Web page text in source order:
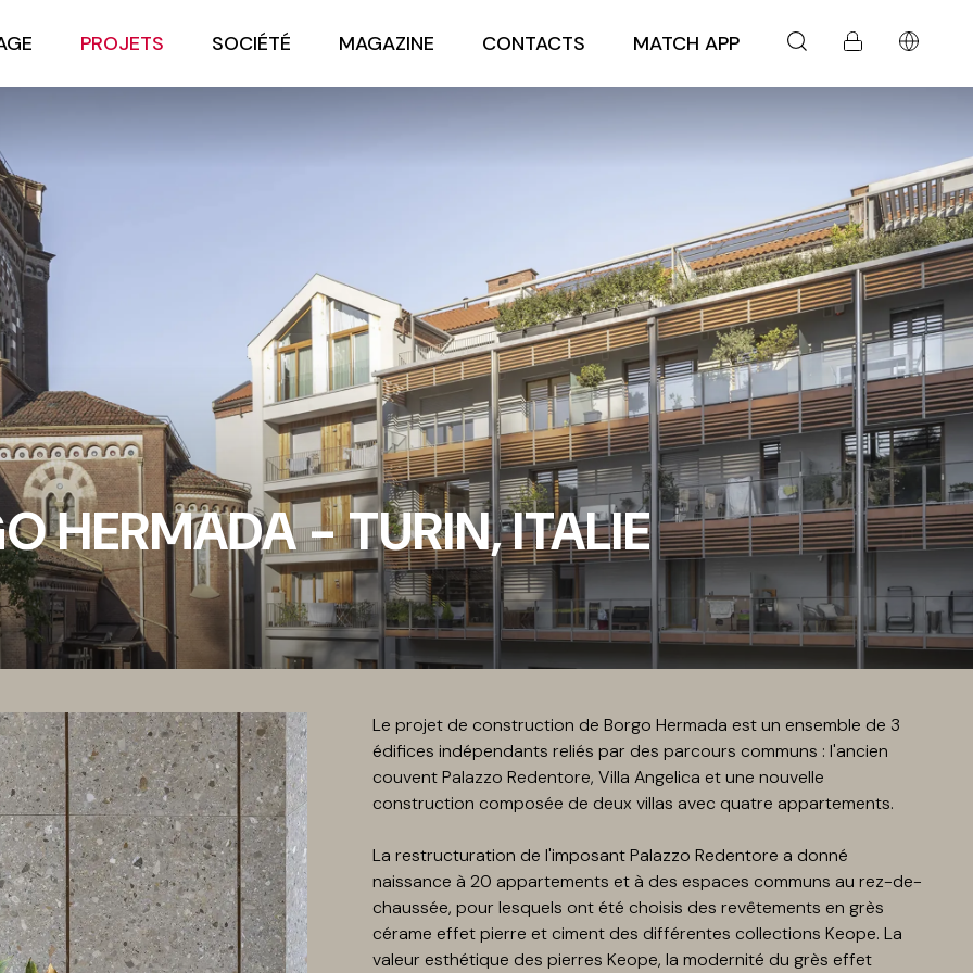
PROJETS SOCIÉTÉ MAGAZINE CONTACTS MATCH APP
HERMADA - TURIN, ITALIE
Le projet de construction de Borgo Hermada est un ensemble de 3
édifices indépendants reliés par des parcours communs : l'ancien
couvent Palazzo Redentore, Villa Angelica et une nouvelle
construction composée de deux villas avec quatre appartements.
La restructuration de l'imposant Palazzo Redentore a donné
naissance à 20 appartements et à des espaces communs au rez-de-
chaussée, pour lesquels ont été choisis des revêtements en grès
cérame effet pierre et ciment des différentes collections Keope. La
valeur esthétique des pierres Keope, la modernité du grès effet